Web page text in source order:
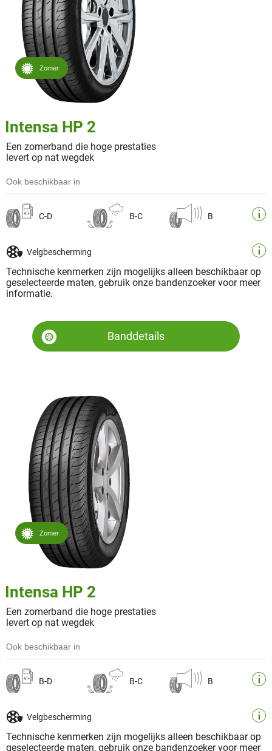
Zomer
Intensa HP 2
Een zomerband die hoge prestaties
levert op nat wegdek
Ook beschikbaar in
C-D B-C B
Velgbescherming
Technische kenmerken zijn mogelijks alleen beschikbaar op
geselecteerde maten, gebruik onze bandenzoeker voor meer
informatie.
Banddetails
Zomer
Intensa HP 2
Een zomerband die hoge prestaties
levert op nat wegdek
Ook beschikbaar in
B-D B-C B
Velgbescherming
Technische kenmerken zijn mogelijks alleen beschikbaar op
geselecteerde maten, gebruik onze bandenzoeker voor meer